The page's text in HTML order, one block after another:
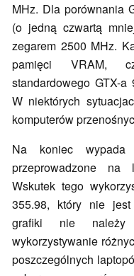
MHz. Dla porównania
(o jedną czwartą
zegarem 2500 MHz.
pamięci VRAM,
standardowego GTX-
W niektórych
komputerów
Na koniec wypada
przeprowadzone na
Wskutek tego
355.98, który nie jest
grafiki nie należy
wykorzystywanie
poszczególnych